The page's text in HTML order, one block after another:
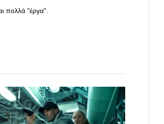
πολλά "έργα".